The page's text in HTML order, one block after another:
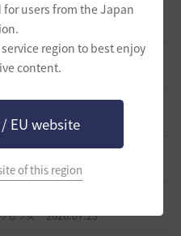
users from the Japan
region to best enjoy
content.
EU website
of this region
2026.07.24
地図の場所
2026.07.24
ン配布
2026.07.24
狂う女 2026.07.23